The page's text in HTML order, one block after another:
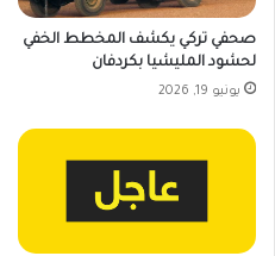
صحفي تركي يكشف المخطط الخفي
لحشود المليشيا بكردفان
يونيو 19, 2026